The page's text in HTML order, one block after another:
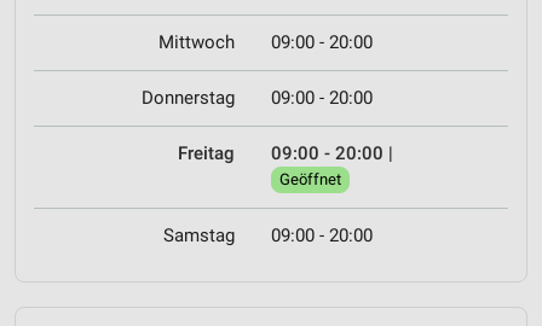
Mittwoch 09:00 - 20:00
Donnerstag 09:00 - 20:00
Freitag 09:00 - 20:00 |
Geöffnet
Samstag 09:00 - 20:00